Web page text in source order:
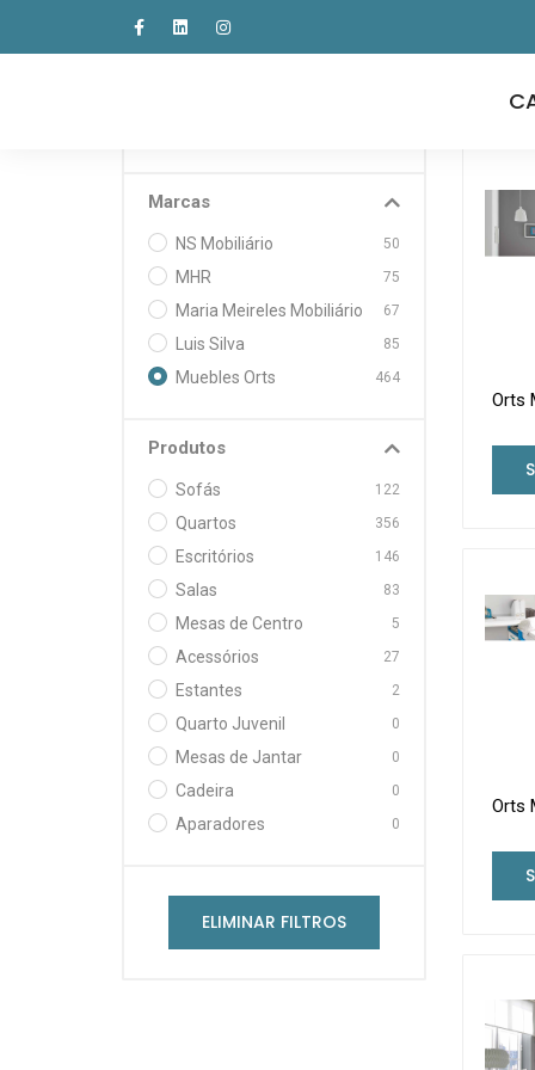
Home Loja
Marcas
NS Mobiliário 50
MHR 75
Maria Meireles Mobiliário 67
Luis Silva 85
Muebles Orts 464
Produtos
Sofás 122
Quartos 356
Escritórios 146
Salas 83
Mesas de Centro 5
Acessórios 27
Estantes 2
Quarto Juvenil 0
Mesas de Jantar 0
Cadeira 0
Aparadores 0
ELIMINAR FILTROS
Orts
Orts